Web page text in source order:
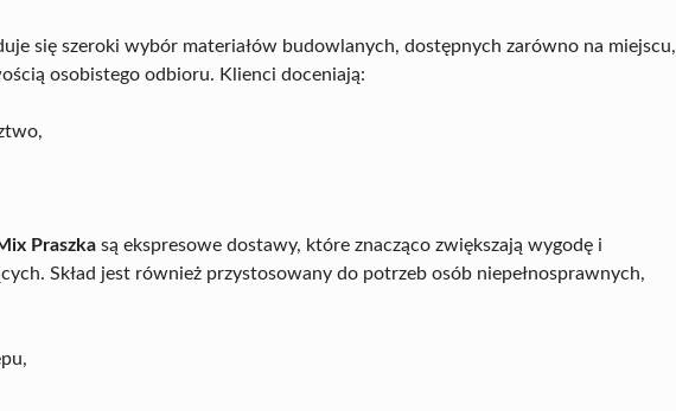
się szeroki wybór materiałów budowlanych, dostępnych zarówno na miejscu,
osobistego odbioru. Klienci doceniają:
Praszka są ekspresowe dostawy, które znacząco zwiększają wygodę i
Skład jest również przystosowany do potrzeb osób niepełnosprawnych,